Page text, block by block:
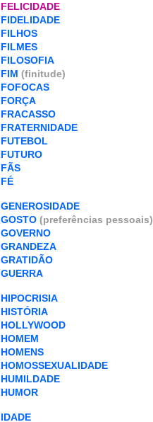
FELICIDADE
FIDELIDADE
FILHOS
FILMES
FILOSOFIA
FIM (finitude)
FOFOCAS
FORÇA
FRACASSO
FRATERNIDADE
FUTEBOL
FUTURO
FÃS
FÉ
GENEROSIDADE
GOSTO (preferências pessoais)
GOVERNO
GRANDEZA
GRATIDÃO
GUERRA
HIPOCRISIA
HISTÓRIA
HOLLYWOOD
HOMEM
HOMENS
HOMOSSEXUALIDADE
HUMILDADE
HUMOR
IDADE